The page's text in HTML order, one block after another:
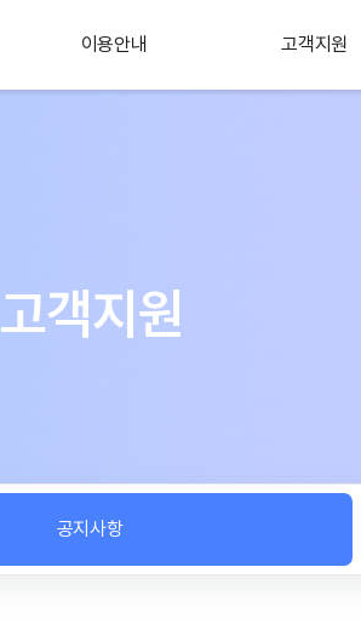
이용안내 고객지원
고객지원
공지사항